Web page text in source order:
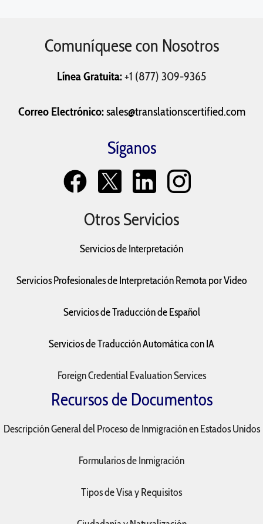
Comuníquese con Nosotros
Línea Gratuita:+1 (877) 309-9365
Correo Electrónico:sales@translationscertified.com
Síganos
Otros Servicios
Servicios de Interpretación
Servicios Profesionales de Interpretación Remota por Video
Servicios de Traducción de Español
Servicios de Traducción Automática con IA
Foreign Credential Evaluation Services
Recursos de Documentos
Descripción General del Proceso de Inmigración en Estados Unidos
Formularios de Inmigración
Tipos de Visa y Requisitos